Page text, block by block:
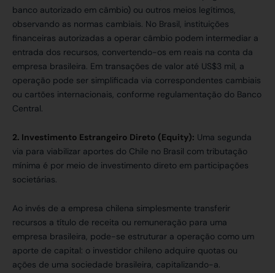
banco autorizado em câmbio) ou outros meios legítimos,
observando as normas cambiais. No Brasil, instituições
financeiras autorizadas a operar câmbio podem intermediar a
entrada dos recursos, convertendo-os em reais na conta da
empresa brasileira. Em transações de valor até US$3 mil, a
operação pode ser simplificada via correspondentes cambiais
ou cartões internacionais, conforme regulamentação do Banco
Central.
2. Investimento Estrangeiro Direto (Equity): Uma segunda
via para viabilizar aportes do Chile no Brasil com tributação
mínima é por meio de investimento direto em participações
societárias.
Ao invés de a empresa chilena simplesmente transferir
recursos a título de receita ou remuneração para uma
empresa brasileira, pode-se estruturar a operação como um
aporte de capital: o investidor chileno adquire quotas ou
ações de uma sociedade brasileira, capitalizando-a.